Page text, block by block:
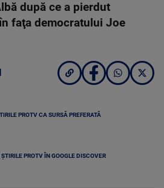
după ce a pierdut
faţa democratului Joe
PROTV CA SURSĂ PREFERATĂ
PROTV ÎN GOOGLE DISCOVER